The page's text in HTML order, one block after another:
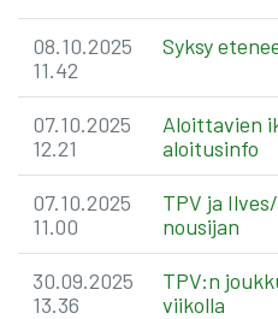
08.10.2025
11.42
Syksy
07.10.2025
12.21
Aloittavien
aloitusinfo
07.10.2025
11.00
TPV ja
nousijan
30.09.2025
13.36
TPV:n
viikolla